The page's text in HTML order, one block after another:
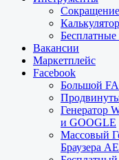
Калькулятор
Бесплатные
Вакансии
Маркетплейс
Facebook
Большой
Генератор
и GOOGLE
Массовый
Браузера